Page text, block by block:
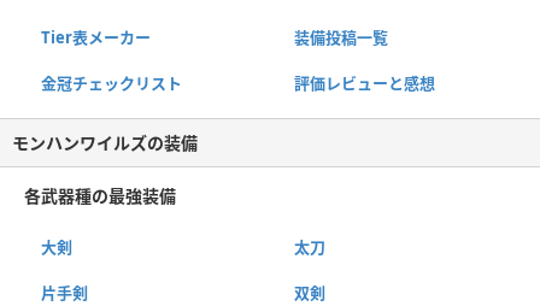
Tier表メーカー 装備投稿一覧
金冠チェックリスト 評価レビューと感想
モンハンワイルズの装備
各武器種の最強装備
大剣 太刀
片手剣 双剣